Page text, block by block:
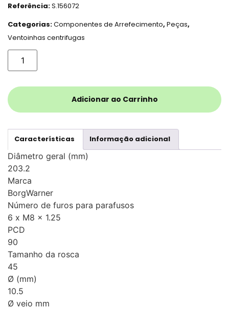
Referência:S.156072
Categorias:Componentes de Arrefecimento, Peças,
Ventoinhas centrifugas
Adicionar ao Carrinho
Características Informação adicional
Diâmetro geral (mm)
203.2
Marca
BorgWarner
Número de furos para parafusos
6 x M8 x 1.25
PCD
90
Tamanho da rosca
45
Ø (mm)
10.5
Ø veio mm